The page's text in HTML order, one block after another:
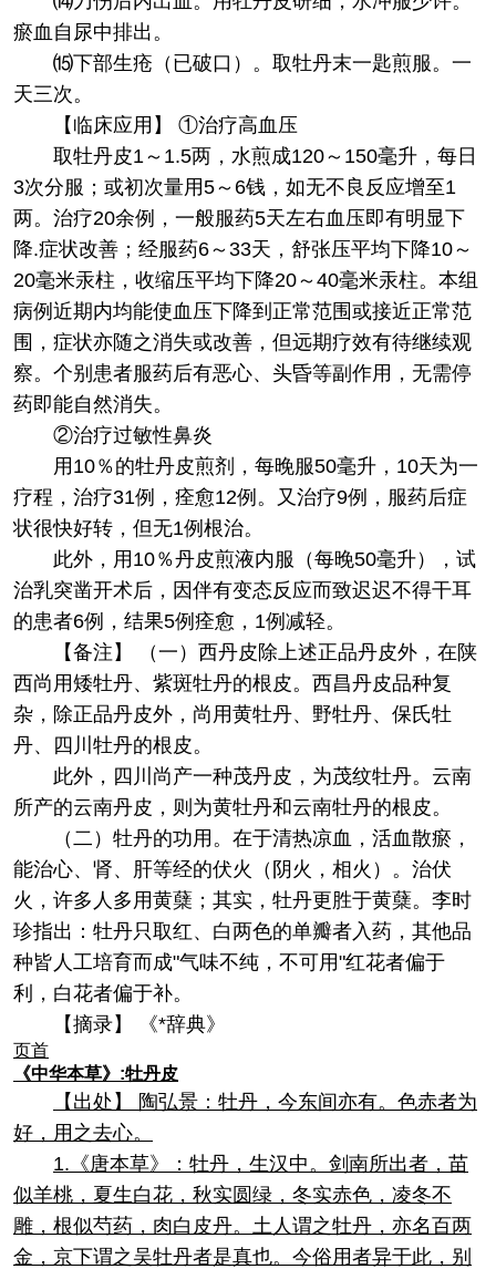
瘀血自尿中排出。
⒂下部生疮（已破口）。取牡丹末一匙煎服。一
天三次。
【临床应用】 ①治疗高血压
取牡丹皮1～1.5两，水煎成120～150毫升，每日
3次分服；或初次量用5～6钱，如无不良反应增至1
两。治疗20余例，一般服药5天左右血压即有明显下
降.症状改善；经服药6～33天，舒张压平均下降10～
20毫米汞柱，收缩压平均下降20～40毫米汞柱。本组
病例近期内均能使血压下降到正常范围或接近正常范
围，症状亦随之消失或改善，但远期疗效有待继续观
察。个别患者服药后有恶心、头昏等副作用，无需停
药即能自然消失。
②治疗过敏性鼻炎
用10％的牡丹皮煎剂，每晚服50毫升，10天为一
疗程，治疗31例，痊愈12例。又治疗9例，服药后症
状很快好转，但无1例根治。
此外，用10％丹皮煎液内服（每晚50毫升），试
治乳突凿开术后，因伴有变态反应而致迟迟不得干耳
的患者6例，结果5例痊愈，1例减轻。
【备注】 （一）西丹皮除上述正品丹皮外，在陕
西尚用矮牡丹、紫斑牡丹的根皮。西昌丹皮品种复
杂，除正品丹皮外，尚用黄牡丹、野牡丹、保氏牡
丹、四川牡丹的根皮。
此外，四川尚产一种茂丹皮，为茂纹牡丹。云南
所产的云南丹皮，则为黄牡丹和云南牡丹的根皮。
（二）牡丹的功用。在于清热凉血，活血散瘀，
能治心、肾、肝等经的伏火（阴火，相火）。治伏
火，许多人多用黄蘖；其实，牡丹更胜于黄蘖。李时
珍指出：牡丹只取红、白两色的单瓣者入药，其他品
种皆人工培育而成"气味不纯，不可用"红花者偏于
利，白花者偏于补。
【摘录】 《*辞典》
页首
《中华本草》:牡丹皮
【出处】 陶弘景：牡丹，今东间亦有。色赤者为
好，用之去心。
1.《唐本草》：牡丹，生汉中。剑南所出者，苗
似羊桃，夏生白花，秋实圆绿，冬实赤色，凌冬不
雕，根似芍药，肉白皮丹。土人谓之牡丹，亦名百两
金，京下谓之吴牡丹者是真也。今俗用者异于此，别